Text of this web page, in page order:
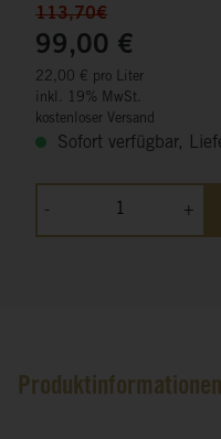
113,70€
99,00 €
22,00 € pro Liter
inkl. 19% MwSt.
kostenloser Versand
Sofort verfügbar,
- +
Produktinformationen